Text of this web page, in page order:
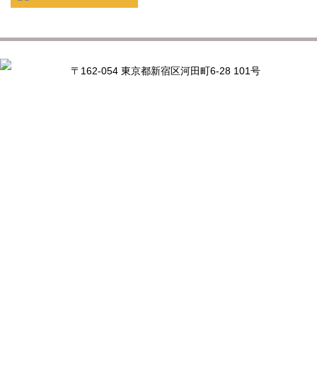
〒162-054 東京都新宿区河田町6-28 101号